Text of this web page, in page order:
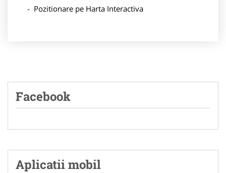
- Pozitionare pe Harta Interactiva
Facebook
Aplicatii mobil